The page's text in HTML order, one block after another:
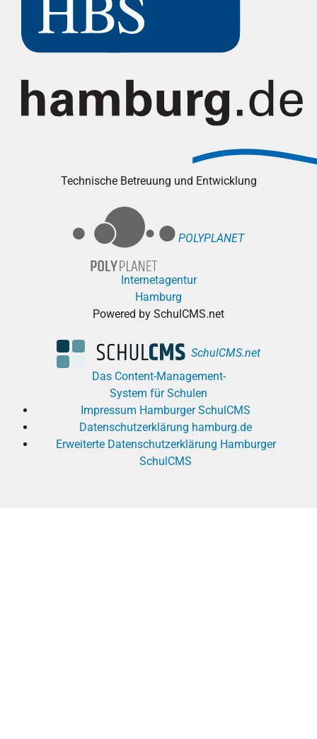
Technische Betreuung und Entwicklung
POLYPLANET
Internetagentur
Hamburg
Powered by SchulCMS.net
SchulCMS.net
Das Content-Management-
System für Schulen
Impressum Hamburger SchulCMS
Datenschutzerklärung hamburg.de
Erweiterte Datenschutzerklärung Hamburger
SchulCMS